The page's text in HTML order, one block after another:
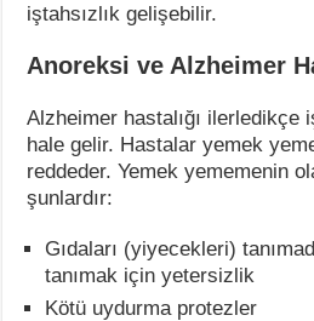
iştahsızlık gelişebilir.
Anoreksi ve Alzheimer
Alzheimer hastalığı ilerledikçe
hale gelir. Hastalar yemek
reddeder. Yemek yememenin
şunlardır:
Gıdaları (yiyecekleri)
tanımak için yetersizlik
Kötü uydurma protezler